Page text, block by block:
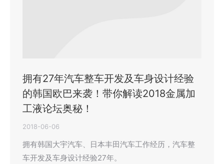
拥有27年汽车整车开发及车身设计经验
的韩国欧巴来袭！带你解读2018金属加
工液论坛奥秘！
2018-06-06
拥有韩国大宇汽车、日本丰田汽车工作经历，汽车整
车开发及车身设计经验27年。